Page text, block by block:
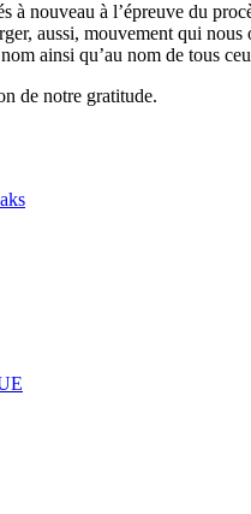
nouveau à l’épreuve du
aussi, mouvement qui
ainsi qu’au nom de tous
de notre gratitude.